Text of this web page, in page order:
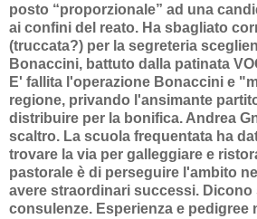
posto “proporzionale” ad una
ai confini del reato. Ha sbagliato
(truccata?) per la segreteria
Bonaccini, battuto dalla patinata
E' fallita l'operazione Bonaccini e
regione, privando l'ansimante
distribuire per la bonifica. Andrea
scaltro. La scuola frequentata ha
trovare la via per galleggiare e
pastorale è di perseguire l'ambito
avere straordinari successi. Dicono
consulenze. Esperienza e pedigree